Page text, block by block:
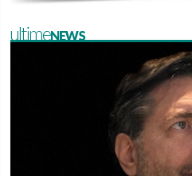
ultimeNEWS